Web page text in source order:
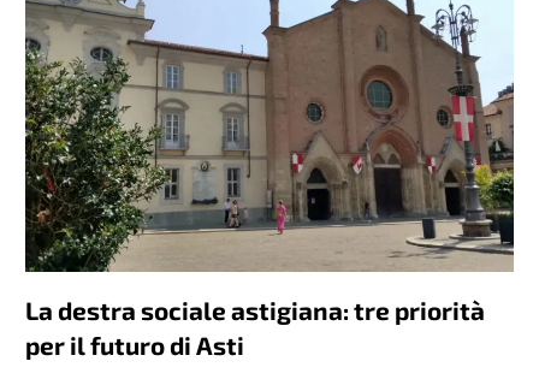
La destra sociale astigiana: tre priorità
per il futuro di Asti